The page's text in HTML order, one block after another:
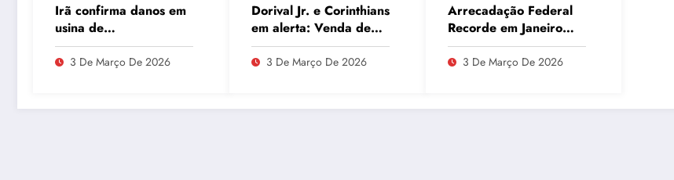
Irã confirma danos em
usina de
enriquecimento de
urânio após ataques e
quantidade de urânio
3 De Março De 2026
Dorival Jr. e Corinthians
em alerta: Venda de
André ao Milan
movimenta o Parque
3 De Março De 2026
Arrecadação Federal
Recorde em Janeiro
Aponta Desafio Fiscal,
Dívida Pública e
3 De Março De 2026